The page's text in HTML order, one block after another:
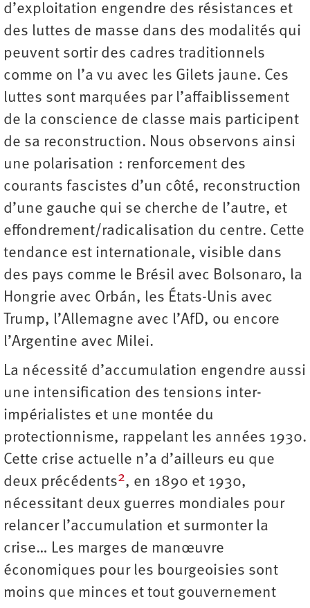
d’exploitation engendre des résistances et
des luttes de masse dans des modalités qui
peuvent sortir des cadres traditionnels
comme on l’a vu avec les Gilets jaune. Ces
luttes sont marquées par l’affaiblissement
de la conscience de classe mais participent
de sa reconstruction. Nous observons ainsi
une polarisation : renforcement des
courants fascistes d’un côté, reconstruction
d’une gauche qui se cherche de l’autre, et
effondrement/radicalisation du centre. Cette
tendance est internationale, visible dans
des pays comme le Brésil avec Bolsonaro, la
Hongrie avec Orbán, les États-Unis avec
Trump, l’Allemagne avec l’AfD, ou encore
l’Argentine avec Milei.
La nécessité d’accumulation engendre aussi
une intensification des tensions inter-
impérialistes et une montée du
protectionnisme, rappelant les années 1930.
Cette crise actuelle n’a d’ailleurs eu que
deux précédents2, en 1890 et 1930,
nécessitant deux guerres mondiales pour
relancer l’accumulation et surmonter la
crise… Les marges de manœuvre
économiques pour les bourgeoisies sont
moins que minces et tout gouvernement